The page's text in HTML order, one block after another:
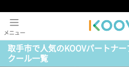
取手市で人気のKOOVパートナ
クール一覧